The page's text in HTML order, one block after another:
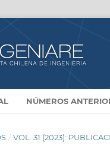
NÚMEROS
/ VOL. 31 (2023):